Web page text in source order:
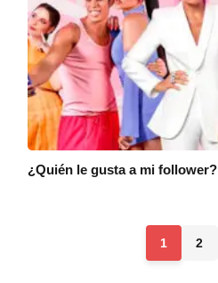
¿Quién le gusta a mi follower?
1 2